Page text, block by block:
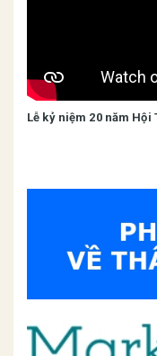
Lễ kỷ niệm 20 năm